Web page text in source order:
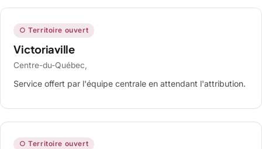
○ Territoire ouvert
Victoriaville
Centre-du-Québec,
Service offert par l'équipe centrale en attendant l'attribution.
○ Territoire ouvert